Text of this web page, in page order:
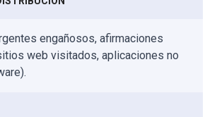
engañosos, afirmaciones
web visitados, aplicaciones no